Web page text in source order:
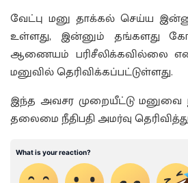
வேட்பு மனு தாக்கல் செய்ய
உள்ளது, இன்னும் தங்களது
ஆணையம் பரிசீலிக்கவில்லை
மனுவில் தெரிவிக்கப்பட்டுள்ளது.
இந்த அவசர முறையீட்டு மனுவை
தலைமை நீதிபதி அமர்வு